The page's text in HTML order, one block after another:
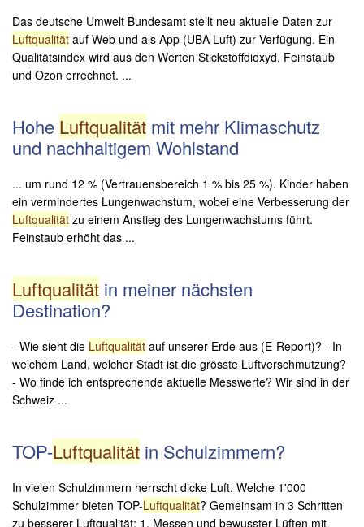
Das deutsche Umwelt Bundesamt stellt neu aktuelle Daten zur
Luftqualität auf Web und als App (UBA Luft) zur Verfügung. Ein
Qualitätsindex wird aus den Werten Stickstoffdioxyd, Feinstaub
und Ozon errechnet. ...
Hohe Luftqualität mit mehr Klimaschutz
und nachhaltigem Wohlstand
... um rund 12 % (Vertrauensbereich 1 % bis 25 %). Kinder haben
ein vermindertes Lungenwachstum, wobei eine Verbesserung der
Luftqualität zu einem Anstieg des Lungenwachstums führt.
Feinstaub erhöht das ...
Luftqualität in meiner nächsten
Destination?
- Wie sieht die Luftqualität auf unserer Erde aus (E-Report)? - In
welchem Land, welcher Stadt ist die grösste Luftverschmutzung?
- Wo finde ich entsprechende aktuelle Messwerte? Wir sind in der
Schweiz ...
TOP-Luftqualität in Schulzimmern?
In vielen Schulzimmern herrscht dicke Luft. Welche 1'000
Schulzimmer bieten TOP-Luftqualität? Gemeinsam in 3 Schritten
zu besserer Luftqualität: 1. Messen und bewusster Lüften mit